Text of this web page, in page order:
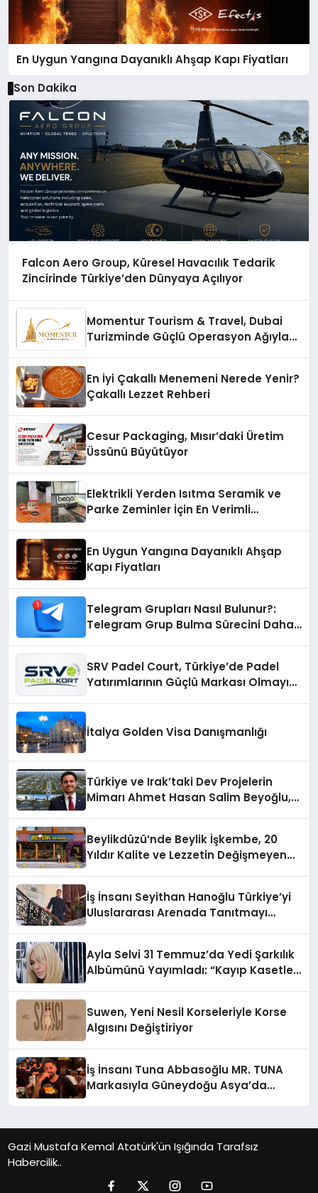
En Uygun Yangına Dayanıklı Ahşap Kapı Fiyatları
Son Dakika
Falcon Aero Group, Küresel Havacılık Tedarik
Zincirinde Türkiye’den Dünyaya Açılıyor
Momentur Tourism & Travel, Dubai
Turizminde Güçlü Operasyon Ağıyla
En İyi Çakallı Menemeni Nerede Yenir?
Çakallı Lezzet Rehberi
Cesur Packaging, Mısır’daki Üretim
Üssünü Büyütüyor
Elektrikli Yerden Isıtma Seramik ve
Parke Zeminler İçin En Verimli
En Uygun Yangına Dayanıklı Ahşap
Kapı Fiyatları
Telegram Grupları Nasıl Bulunur?:
Telegram Grup Bulma Sürecini Daha
SRV Padel Court, Türkiye’de Padel
Yatırımlarının Güçlü Markası Olmayı
İtalya Golden Visa Danışmanlığı
Türkiye ve Irak’taki Dev Projelerin
Mimarı Ahmet Hasan Salim Beyoğlu,
Hayata Geçirecek
Beylikdüzü’nde Beylik İşkembe, 20
Yıldır Kalite ve Lezzetin Değişmeyen
İş İnsanı Seyithan Hanoğlu Türkiye’yi
Uluslararası Arenada Tanıtmayı
Ayla Selvi 31 Temmuz’da Yedi Şarkılık
Albümünü Yayımladı: “Kayıp Kasetler
Suwen, Yeni Nesil Korseleriyle Korse
Algısını Değiştiriyor
İş İnsanı Tuna Abbasoğlu MR. TUNA
Markasıyla Güneydoğu Asya’da
Gazi Mustafa Kemal Atatürk'ün Işığında Tarafsız
Habercilik..